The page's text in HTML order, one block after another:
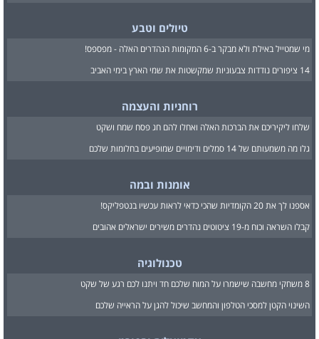
טיולים וטבע
מי שמטייל באילת ולא מבקר ב-6 המקומות הנהדרים האלה - מפספס!
14 ציפורים נודדות צבעוניות שמקשטות את שמי הארץ בימי האביב
רוחניות והעצמה
שלחו ליקיריכם את הברכות האלה ואחלו להם חג פסח שמח ושקט
גלו מה משמעותם של 14 סמלים ודימויים שמופיעים בחלומות שלכם
אומנות ובמה
אספנו לך את 20 הקומדיות שהכי כדאי לראות עכשיו בנטפליקס!
קבלו השראה וכוח מ-19 ציטוטים נהדרים משירים ישראלים אהובים
טכנולוגיה
8 משחקי מחשבה שישמרו על המוח שלכם חד ויתנו לכם רגע של שקט
השינוי הקטן למסכי הטלפון והמחשב שיכול להגן על הראייה שלכם